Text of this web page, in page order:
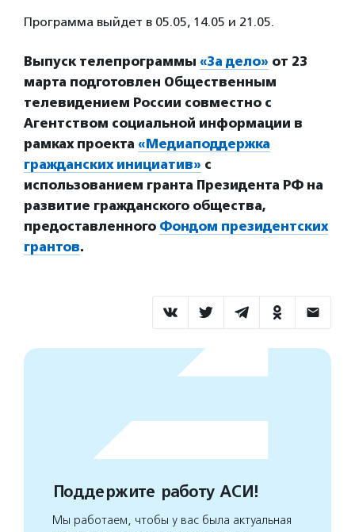
Программа выйдет в 05.05, 14.05 и 21.05.
Выпуск телепрограммы «За дело» от 23
марта подготовлен Общественным
телевидением России совместно с
Агентством социальной информации в
рамках проекта «Медиаподдержка
гражданских инициатив» с
использованием гранта Президента РФ на
развитие гражданского общества,
предоставленного Фондом президентских
грантов.
Поддержите работу АСИ!
Мы работаем, чтобы у вас была актуальная